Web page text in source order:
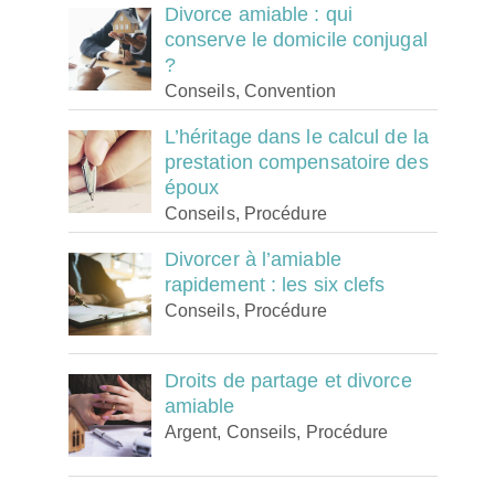
Divorce amiable : qui
conserve le domicile conjugal
?
Conseils, Convention
L’héritage dans le calcul de la
prestation compensatoire des
époux
Conseils, Procédure
Divorcer à l’amiable
rapidement : les six clefs
Conseils, Procédure
Droits de partage et divorce
amiable
Argent, Conseils, Procédure